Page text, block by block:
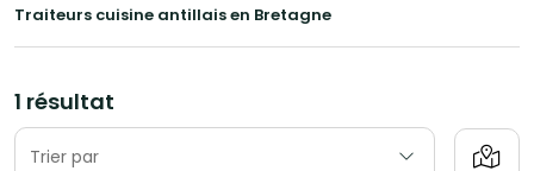
Traiteurs cuisine antillais en Bretagne
1 résultat
Trier par